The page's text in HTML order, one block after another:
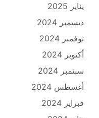
يناير 2025
ديسمبر 2024
نوفمبر 2024
أكتوبر 2024
سبتمبر 2024
أغسطس 2024
فبراير 2024